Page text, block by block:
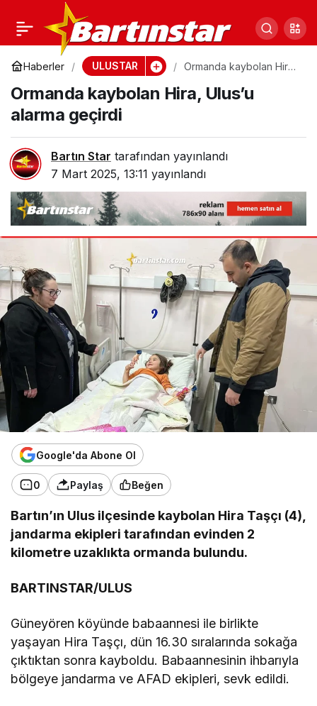
Haberler ULUSTAR
Ormanda kaybolan Hira,
Ormanda kaybolan Hira, Ulus’u
alarma geçirdi
Bartın Star tarafından yayınlandı
7 Mart 2025, 13:11 yayınlandı
Google'da Abone Ol
0 Paylaş Beğen
Bartın’ın Ulus ilçesinde kaybolan Hira Taşçı (4),
jandarma ekipleri tarafından evinden 2
kilometre uzaklıkta ormanda bulundu.
BARTINSTAR/ULUS
Güneyören köyünde babaannesi ile birlikte
yaşayan Hira Taşçı, dün 16.30 sıralarında sokağa
çıktıktan sonra kayboldu. Babaannesinin ihbarıyla
bölgeye jandarma ve AFAD ekipleri, sevk edildi.
Adalet Bakanı Tunç’tan
TÜSİAD’a tepki:
Reddediyoruz!
0 Paylaş